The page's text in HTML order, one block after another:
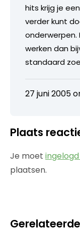
hits krijg je
verder kunt
werken dan
standaard
27 juni 2005
Plaats
Je moet
plaatsen.